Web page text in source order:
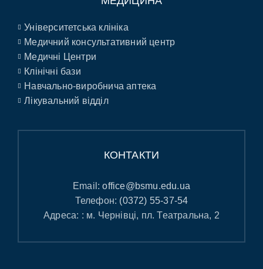
Університетська клініка
Медичний консультативний центр
Медичні Центри
Клінічні бази
Навчально-виробнича аптека
Лікувальний відділ
КОНТАКТИ
Email:office@bsmu.edu.ua
Телефон: (0372) 55-37-54
Адреса: : м. Чернівці, пл. Театральна, 2